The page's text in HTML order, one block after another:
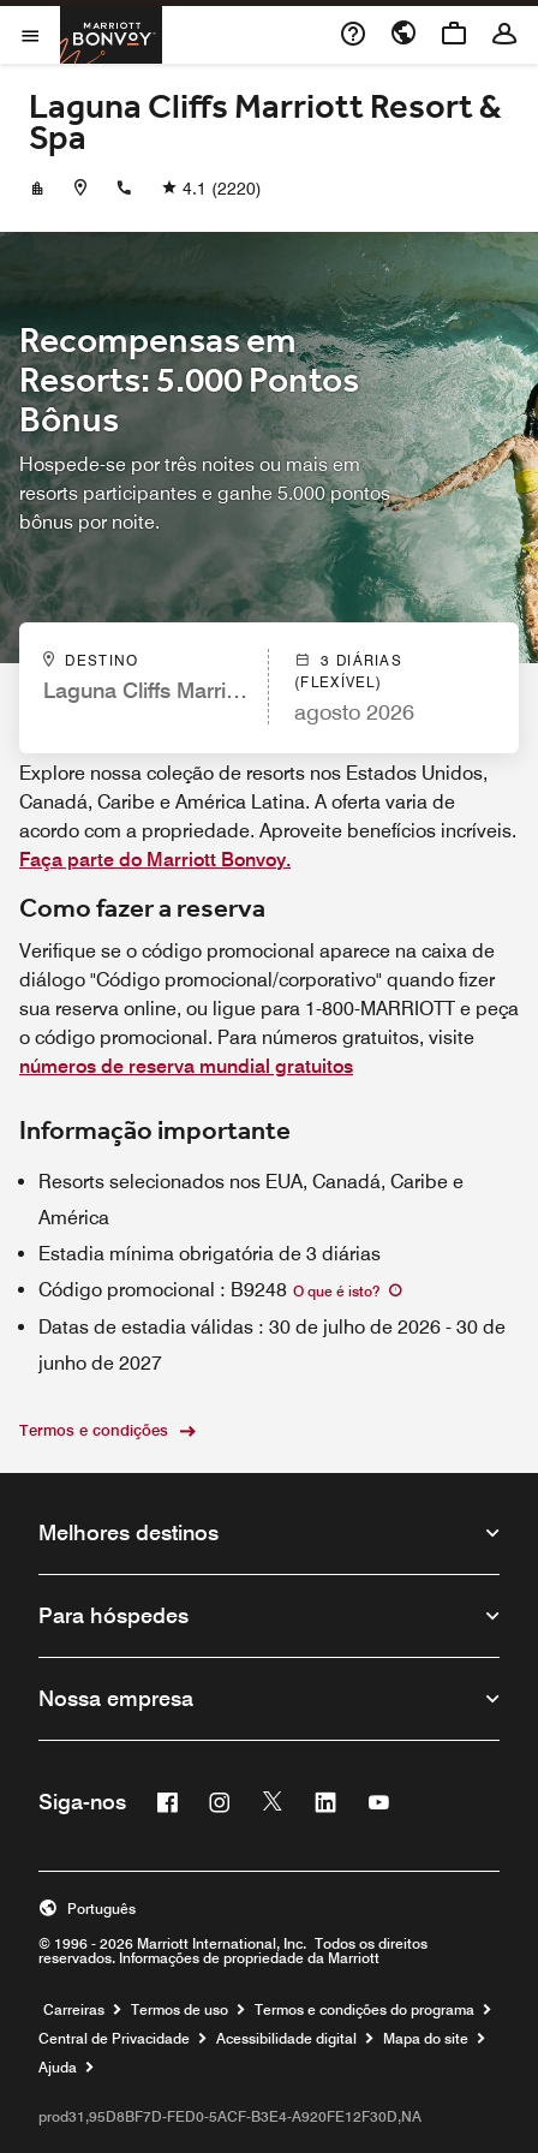
Skip to Content
Abrir menu
Marriott Bonvoy
Laguna Cliffs Marriott Resort &
Spa
+19496615000
4.1 (2220)
Recompensas em
Resorts: 5.000 Pontos
Bônus
Hospede-se por três noites ou mais em
resorts participantes e ganhe 5.000 pontos
bônus por noite.
DESTINO
Laguna Cliffs Marriott Resort & Spa
3 DIÁRIAS
(FLEXÍVEL)
agosto 2026
Explore nossa coleção de resorts nos Estados Unidos,
Canadá, Caribe e América Latina. A oferta varia de
acordo com a propriedade. Aproveite benefícios incríveis.
Faça parte do Marriott Bonvoy.
Como fazer a reserva
Verifique se o código promocional aparece na caixa de
diálogo "Código promocional/corporativo" quando fizer
sua reserva online, ou ligue para 1-800-MARRIOTT e peça
o código promocional. Para números gratuitos, visite
números de reserva mundial gratuitos
Informação importante
Resorts selecionados nos EUA, Canadá, Caribe e
América
Estadia mínima obrigatória de 3 diárias
Código promocional : B9248 O que é isto?
Datas de estadia válidas : 30 de julho de 2026 - 30 de
junho de 2027
Termos e condições
Melhores destinos
Para hóspedes
Nossa empresa
Siga-nos FacebookInstagram
Twitter Linkedin
© 1996 - 2026 Marriott International, Inc. Todos os direitos
reservados. Informações de propriedade da Marriott
Português
Carreiras Termos de uso
Termos e condições do programa
Central de Privacidade
Acessibilidade digital
Mapa do site
Ajuda
prod31,95D8BF7D-FED0-5ACF-B3E4-A920FE12F30D,NA